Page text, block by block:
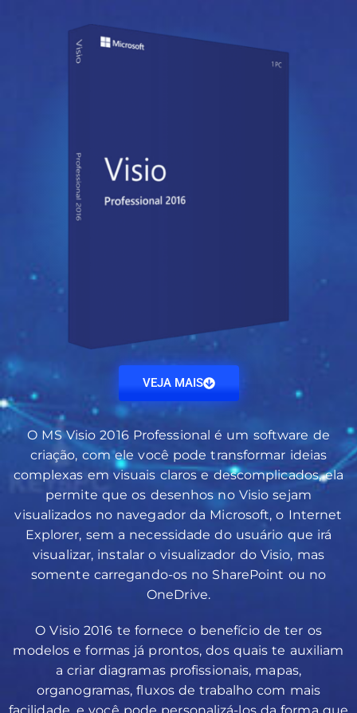
VEJA MAIS
O MS Visio 2016 Professional é um software de
criação, com ele você pode transformar ideias
complexas em visuais claros e descomplicados, ela
permite que os desenhos no Visio sejam
visualizados no navegador da Microsoft, o Internet
Explorer, sem a necessidade do usuário que irá
visualizar, instalar o visualizador do Visio, mas
somente carregando-os no SharePoint ou no
OneDrive.
O Visio 2016 te fornece o benefício de ter os
modelos e formas já prontos, dos quais te auxiliam
a criar diagramas profissionais, mapas,
organogramas, fluxos de trabalho com mais
facilidade, e você pode personalizá-los da forma que